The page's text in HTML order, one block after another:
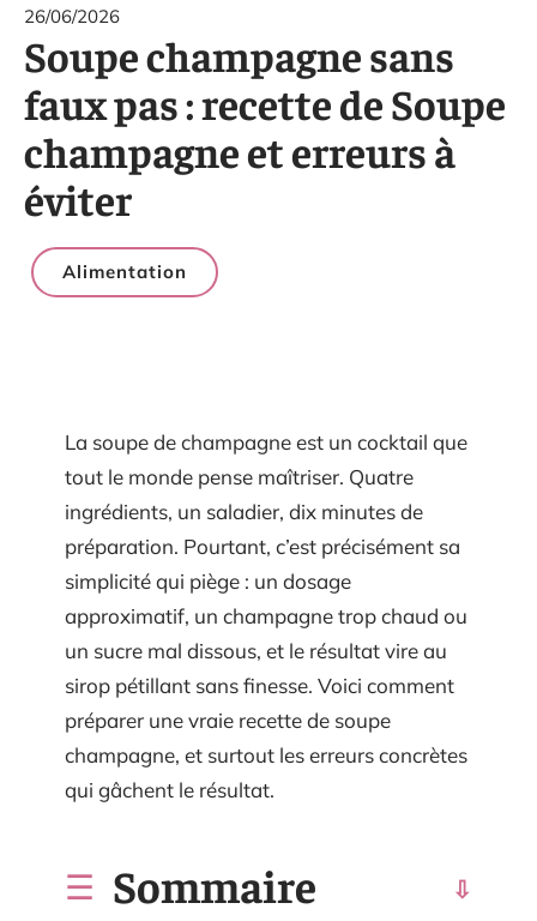
26/06/2026
Soupe champagne sans
faux pas : recette de Soupe
champagne et erreurs à
éviter
Alimentation
La soupe de champagne est un cocktail que
tout le monde pense maîtriser. Quatre
ingrédients, un saladier, dix minutes de
préparation. Pourtant, c’est précisément sa
simplicité qui piège : un dosage
approximatif, un champagne trop chaud ou
un sucre mal dissous, et le résultat vire au
sirop pétillant sans finesse. Voici comment
préparer une vraie recette de soupe
champagne, et surtout les erreurs concrètes
qui gâchent le résultat.
Sommaire